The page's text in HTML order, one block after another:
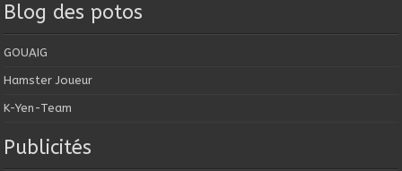
Blog des potos
GOUAIG
Hamster Joueur
K-Yen-Team
Publicités